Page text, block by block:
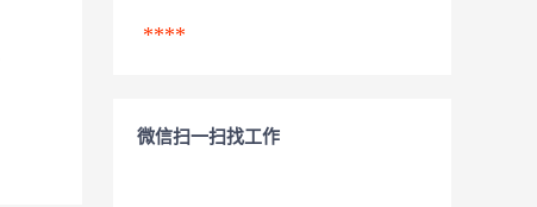
****
微信扫一扫找工作